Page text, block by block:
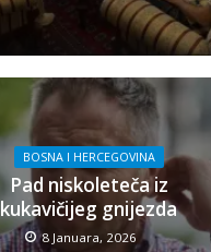
BOSNA I HERCEGOVINA
Pad niskoleteča iz
kukavičijeg gnijezda
8 Januara, 2026